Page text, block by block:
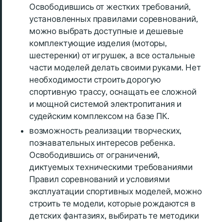
Освободившись от жестких требований,
установленных правилами соревнований,
можно выбрать доступные и дешевые
комплектующие изделия (моторы,
шестеренки) от игрушек, а все остальные
части моделей делать своими руками. Нет
необходимости строить дорогую
спортивную трассу, оснащать ее сложной
и мощной системой электропитания и
судейским комплексом на базе ПК.
возможность реализации творческих,
познавательных интересов ребенка.
Освободившись от ограничений,
диктуемых техническими требованиями
Правил соревнований и условиями
эксплуатации спортивных моделей, можно
строить те модели, которые рождаются в
детских фантазиях, выбирать те методики